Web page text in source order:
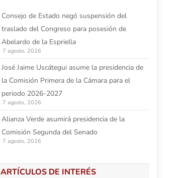
Consejo de Estado negó suspensión del
traslado del Congreso para posesión de
Abelardo de la Espriella
7 agosto, 2026
José Jaime Uscátegui asume la presidencia de
la Comisión Primera de la Cámara para el
periodo 2026-2027
7 agosto, 2026
Alianza Verde asumirá presidencia de la
Comisión Segunda del Senado
7 agosto, 2026
ARTÍCULOS DE INTERÉS